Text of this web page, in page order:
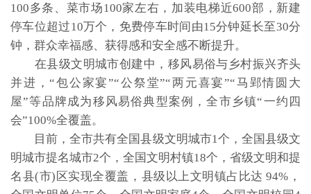
100多条、菜市场100家左右，加装电梯近600部，新建
停车位超过10万个，免费停车时间由15分钟延长至30分
钟，群众幸福感、获得感和安全感不断提升。
在县级文明城市创建中，移风易俗与乡村振兴齐头
并进，“包公家宴”“公祭堂”“两元喜宴”“马郢情圆大
屋”等品牌成为移风易俗典型案例，全市乡镇“一约四
会”100%全覆盖。
目前，全市共有全国县级文明城市1个，全国县级文
明城市提名城市2个，全国文明村镇18个，省级文明和提
名县(市)区实现全覆盖，县级以上文明镇占比达 94%，